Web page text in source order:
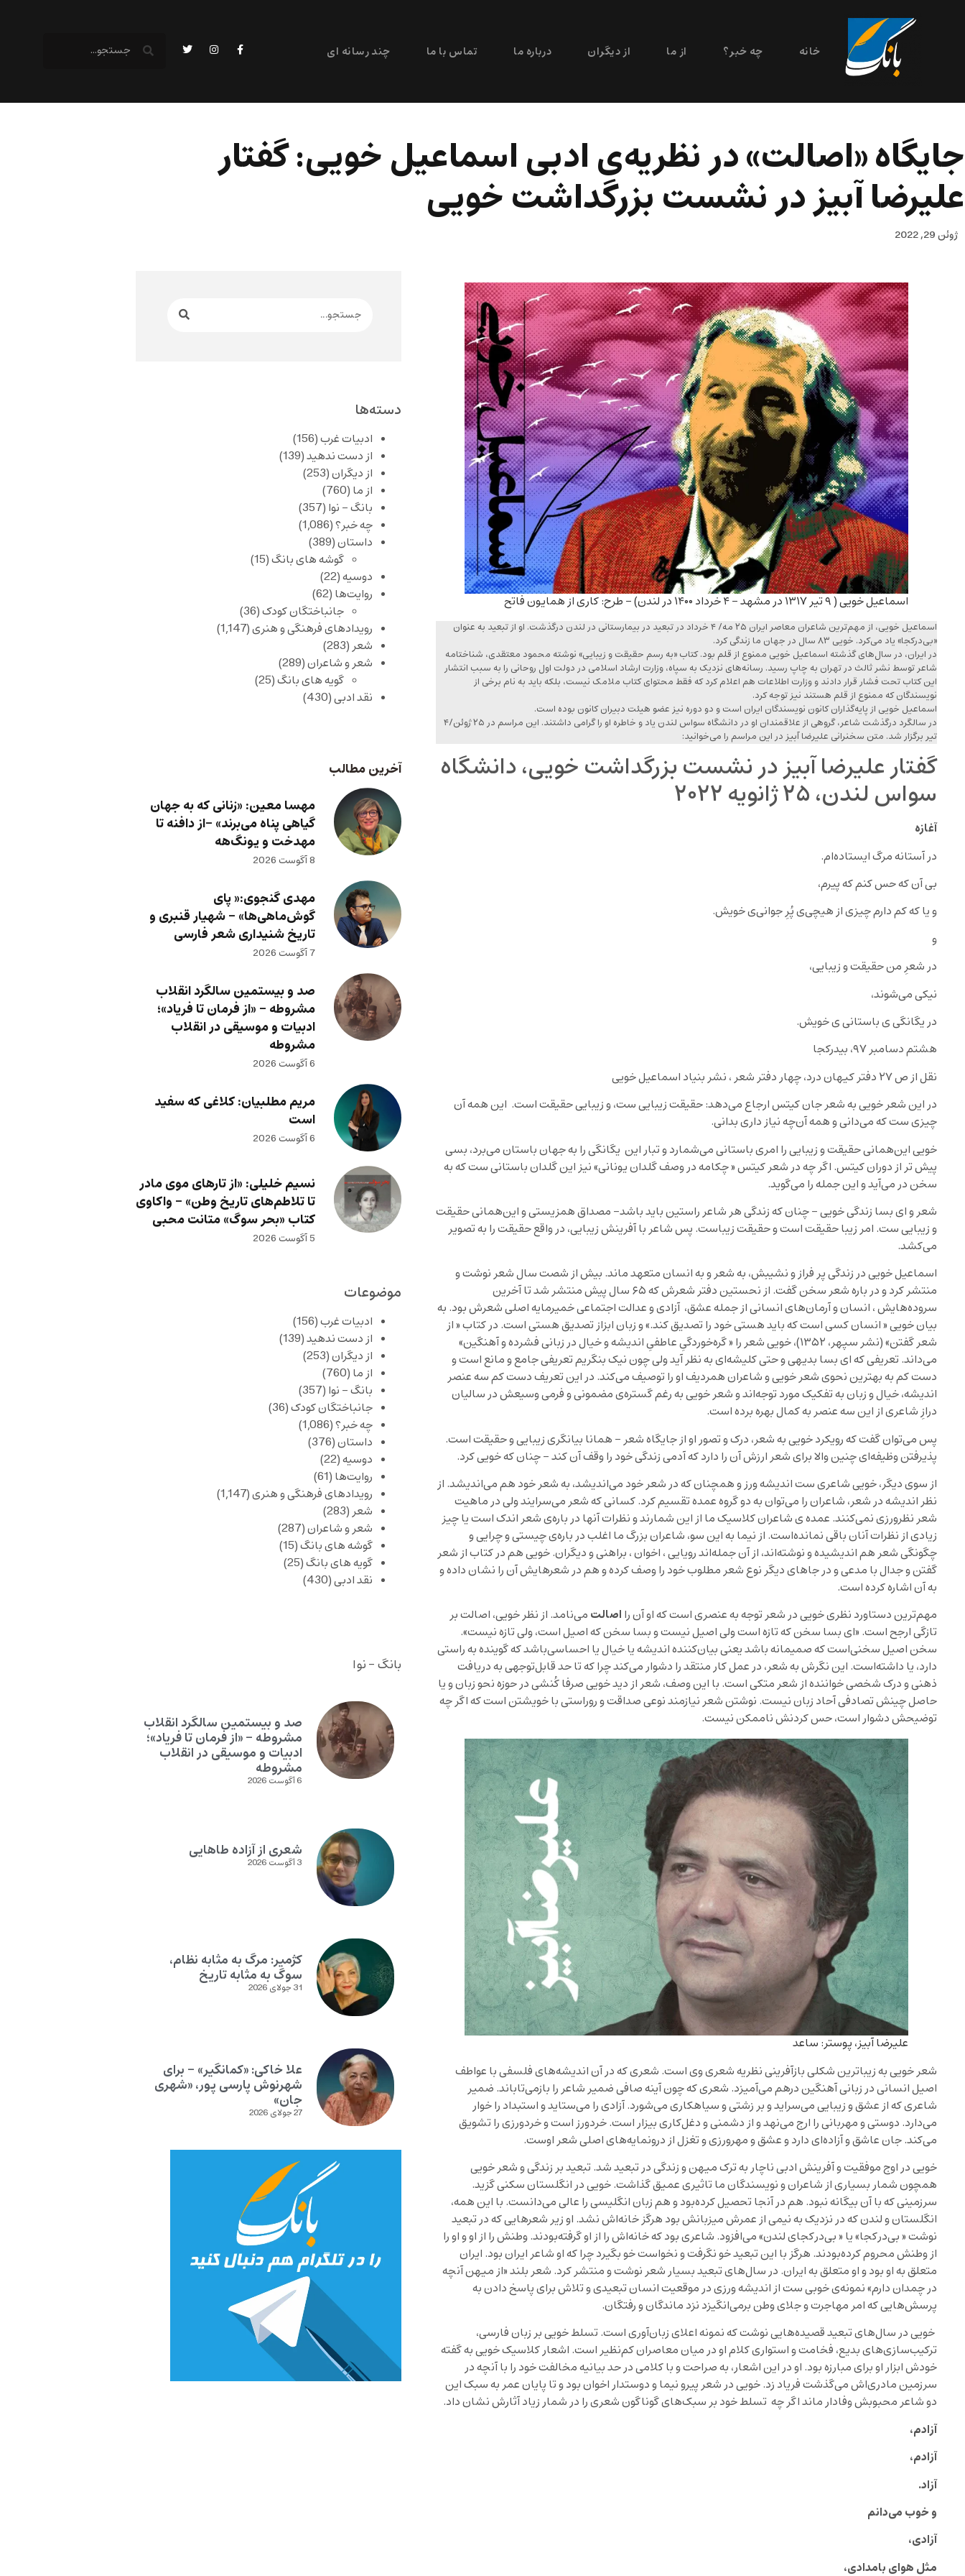
خانه چه خبر؟ از ما از دیگران درباره ما تماس با ما چند رسانه ای
جایگاه «اصالت» در نظریه‌ی ادبی اسماعیل خویی: گفتار
علیرضا آبیز در نشست بزرگداشت خویی
ژوئن 29, 2022
اسماعیل خویی ( ۹ تیر ۱۳۱۷ در مشهد – ۴ خرداد ۱۴۰۰ در لندن) – طرح: کاری از همایون فاتح
اسماعیل خویی، از مهم‌ترین شاعران معاصر ایران ۲۵ مه/ ۴ خرداد در تبعید در بیمارستانی در لندن درگذشت. او از تبعید به عنوان
«بی‌درکجا» یاد می‌کرد. خویی ۸۳ سال در جهان ما زندگی کرد.
در ایران، در سال‌های گذشته اسماعیل خویی ممنوع از قلم بود. کتاب «به رسم حقیقت و زیبایی» نوشته محمود معتقدی، شناختامه
شاعر توسط نشر ثالث در تهران به چاپ رسید. رسانه‌‌های نزدیک به سپاه، وزارت ارشاد اسلامی در دولت اول روحانی را به سبب انتشار
این کتاب تحت فشار قرار دادند و وزارت اطلاعات هم اعلام کرد که فقط محتوای کتاب ملامک نیست، بلکه باید به نام برخی از
نویسندگان که ممنوع از قلم هستند نیز توجه کرد.
اسماعیل خویی از پایه‌گذاران کانون نویسندگان ایران است و دو دوره نیز عضو هیئت دبیران کانون بوده است.
در سالگرد درگذشت شاعر، گروهی از علاقمندان او در دانشگاه سواس لندن یاد و خاطره او را گرامی داشتند. این مراسم در ۲۵ ژوئن/۴
تیر برگزار شد. متن سخنرانی علیرضا آبیز در این مراسم را می‌خوانید:
گفتار علیرضا آبیز در نشست بزرگداشت خویی، دانشگاه
سواس لندن، ۲۵ ژانویه ۲۰۲۲
آغازه
در آستانه مرگ ایستاده‌ام.
بی آن که حس کنم که پیرم،
و یا که کم دارم چیزی از هیچی‌‌ی پُرِ جوانی‌ی خویش.
و
در شعرِ‌ من حقیقت و زیبایی،
نیکی می‌شوند،
در یگانگی ی باستانی ی خویش.
هشتم دسامبر ۹۷، بیدرکجا
نقل از ص ۲۷ دفتر کیهان درد، چهار دفتر شعر ، نشر بنیاد اسماعیل خویی
در این شعر خویی به شعر جان کیتس ارجاع می‌دهد: حقیقت زیبایی ست، و زیبایی حقیقت است. این همه آن
چیزی ست که می‌دانی و همه آن‌چه نیاز داری بدانی.
خویی این‌همانی حقیقت و زیبایی را امری باستانی می‌شمارد و تبار این یگانگی را به جهان باستان می‌برد، بسی
پیش تر از دوران کیتس. اگر چه در شعر کیتس « چکامه در وصف گلدان یونانی» نیز این گلدان باستانی ست که به
سخن در می‌آید و این جمله را می‌گوید.
شعر و ای بسا زندگی خویی – چنان که زندگی هر شاعر راستین باید باشد- مصداق همزیستی و این‌همانی حقیقت
و زیبایی ست. امر زیبا حقیقت است و حقیقت زیباست. پس شاعر با آفرینش زیبایی، در واقع حقیقت را به تصویر
می‌کشد.
اسماعیل خویی در زندگی پر فراز و نشیبش، به شعر و به انسان متعهد ماند. بیش از شصت سال شعر نوشت و
منتشر کرد و در باره شعر سخن گفت. از نحستین دفتر شعرش که ۶۵ سال پیش منتشر شد تا آخرین
سروده‌هایش ، انسان و آرمان‌های انسانی از جمله عشق، آزادی و عدالت اجتماعی خمیرمایه اصلی شعرش بود. به
بیان خویی « انسان کسی است که باید هستی خود را تصدیق کند.» و زبان ابزاز تصدیق هستی است. در کتاب « از
شعر گفتن» (نشر سپهر، ۱۳۵۲)، خویی شعر را « گره‌خوردگیِ عاطفیِ اندیشه و خیال در زبانی فشرده و آهنگین»
می‌داند. تعریفی که ای بسا بدیهی و حتی کلیشه‌ای به نظر آید ولی چون نیک بنگریم تعریفی جامع و مانع است و
دست کم به بهترین نحوی شعر خویی و شاعران همردیف او را توصیف می‌کند. در این تعریف دست کم سه عنصر
اندیشه، خیال و زبان به تفکیک مورد توجه‌اند و شعر خویی به رغم گستره‌ی مضمونی و فرمی وسیعش در سالیان
درازِ شاعری از این سه عنصر به کمال بهره برده‌ است.
پس می‌توان گفت که رویکرد خویی به شعر، درک و تصور او از جایگاه شعر – همانا بیانگری زیبایی و حقیقت است.
پذیرفتن وظیفه‌ای چنین والا برای شعر ارزش آن را دارد که آدمی زندگی خود را وقف آن کند – چنان که خویی کرد.
از سوی دیگر، خویی شاعری ست اندیشه ورز و همچنان که در شعر خود می‌اندیشد، به شعر خود هم می‌اندیشد. از
نظر اندیشه در شعر، شاعران را می‌توان به دو گروه عمده تقسیم کرد. کسانی که شعر می‌سرایند ولی در ماهیت
شعر نظرورزی نمی‌کنند. عمده ‌ی شاعران کلاسیک ما از این شمارند و نظرات آنها در باره‌ی شعر اندک است یا چیز
زیادی از نظرات آنان باقی نمانده‌است. از نیما به این سو، شاعران بزرگ ما اغلب در باره‌ی چیستی و چرایی و
چگونگی شعر هم اندیشیده و نوشته‌اند، از آن جمله‌اند رویایی ، اخوان ، براهنی و دیگران. خویی هم در کتاب از شعر
گفتن و جدال با مدعی و در جاهای دیگر نوع شعر مطلوب خود را وصف کرده و هم در شعرهایش آن را نشان داده و
به آن اشاره کرده است.
مهم‌ترین دستاورد نظری خویی در شعر توجه به عنصری‌ است که او آن را اصالت می‌نامد. از نظر خویی، اصالت بر
تازگی ارجح است. «ای بسا سخن که تازه است ولی اصیل نیست و بسا سخن که اصیل است، ولی تازه نیست».
سخن اصیل سخنی‌است که صمیمانه باشد یعنی بیان‌کننده اندیشه یا خیال یا احساسی‌باشد که گوینده به راستی
دارد، یا داشته‌است. این نگرش به شعر، در عمل کار منتقد را دشوار می‌کند چرا که تا حد قابل‌توجهی به دریافت
ذهنی و درک شخصی خواننده از شعر متکی است. با این وصف، شعر از دید خویی صرفا کُنشی در حوزه نحو زبان و یا
حاصل چینش تصادفی آحاد زبان نیست. نوشتن شعر نیازمند نوعی صداقت و روراستی با خویشتن است که اگر چه
توضیحش دشوار است، حس کردنش ناممکن نیست.
علیرضا آبیز، پوستر: ساعد
شعر خویی به زیباترین شکلی بازآفرینی نظریه شعری وی است. شعری که در آن اندیشه‌های فلسفی با عواطف
اصیل انسانی در زبانی آهنگین درهم می‌آمیزد. شعری که چون آینه صافی ضمیر شاعر را بازمی‌تاباند. ضمیر
شاعری که از عشق و زیبایی می‌سراید و بر زشتی و سیاهکاری می‌شورد. آزادی را می‌ستاید و استبداد را خوار
می‌دارد. دوستی و مهربانی را ارج می‌نهد و از دشمنی و دغل‌کاری بیزار است. خردورز است و خردورزی را تشویق
می‌کند. جان عاشق و آزاده‌ای دارد و عشق و مهرورزی و تغزل از درونمایه‌های اصلی شعر اوست.
خویی در اوج موفقیت و آفرینش ادبی ناچار به ترک میهن و زندگی در تبعید شد. تبعید بر زندگی و شعر خویی
همچون شمار بسیاری از شاعران و نویسندگان ما تاثیری عمیق گذاشت. خویی در انگلستان سکنی‌ گزید.
سرزمینی که با آن بیگانه نبود. هم در آنجا تحصیل کرده‌بود و هم زبان انگلیسی را عالی می‌دانست. با این همه،
انگلستان و لندن که در نزدیک به نیمی از عمرش میزبانش بود هرگز خانه‌اش نشد. او زیر شعرهایی که در تبعید
نوشت « بی‌در‌کجا» یا « بی‌در‌کجای لندن» می‌افزود. شاعری بود که خانه‌اش را از او گرفته‌بودند. وطنش را از او و او را
از وطنش محروم کرده‌بودند. هرگز با این تبعید خو نگرفت و نخواست خو بگیرد چرا که او شاعر ایران بود. ایران
متعلق به او بود و او متعلق به ایران. در سال‌های تبعید بسیار شعر نوشت و منتشر کرد. شعر بلند «از میهن آنچه
در چمدان دارم» نمونه‌ی خوبی ست از اندیشه ورزی در موقعیت انسان تبعیدی و تلاش برای پاسخ دادن به
پرسش‌هایی که امر مهاجرت و جلای وطن برمی‌انگیزد نزد ماندگان و رفتگان.
خویی در سال‌های تبعید قصیده‌هایی نوشت که نمونه اعلای زبان‌آوری است. تسلط خویی بر زبان فارسی،
ترکیب‌سازی‌های بدیع، فخامت و استواری کلام او در میان معاصران کم‌نظیر است. اشعار کلاسیک خویی به گفته
خودش ابزار او برای مبارزه بود. او در این اشعار، به صراحت و با کلامی در حد بیانیه مخالفت خود را با آنچه در
سرزمین مادری‌اش می‌گذشت فریاد زد. خویی در شعر پیرو نیما و دوستدار اخوان بود و تا پایان عمر به سبک این
دو شاعر محبوبش وفادار ماند اگر چه تسلط خود بر سبک‌های گوناگون شعری را در شمار زیاد آثارش نشان داد.
آزادم،
آزادم،
آزاد.
و خوب می‌دانم
آزادی،
مثل هوای بامدادی،
دسته‌ها
ادبیات غرب(156)
از دست ندهید(139)
از دیگران(253)
از ما (760)
بانگ – نوا (357)
چه خبر؟(1,086)
داستان(389)
گوشه های بانگ(15)
دوسیه(22)
روایت‌ها (62)
جانباختگان کودک(36)
رویدادهای فرهنگی و هنری(1,147)
شعر(283)
شعر و شاعران(289)
گویه های بانگ(25)
نقد ادبی(430)
آخرین مطالب
مهسا معین: «زنانی که به جهان
گیاهی پناه می‌برند» -از دافنه تا
مهدخت و یونگ‌هه
8 آگوست 2026
مهدی گنجوی:« پای
گوش‌ماهی‌ها» – شهیار قنبری و
تاریخ شنیداری شعر فارسی
7 آگوست 2026
صد و بیستمین سالگرد انقلاب
مشروطه – «از فرمان تا فریاد»؛
ادبیات و موسیقی در انقلاب
مشروطه
6 آگوست 2026
مریم مطلبیان: کلاغی که سفید
است
6 آگوست 2026
نسیم خلیلی: «از تارهای موی مادر
تا تلاطم‌های تاریخ وطن» – واکاوی
کتاب «بحر سوگ» متانت محبی
5 آگوست 2026
موضوعات
ادبیات غرب(156)
از دست ندهید(139)
از دیگران(253)
از ما (760)
بانگ – نوا (357)
جانباختگان کودک(36)
چه خبر؟(1,086)
داستان(376)
دوسیه(22)
روایت‌ها (61)
رویدادهای فرهنگی و هنری(1,147)
شعر (283)
شعر و شاعران(287)
گوشه های بانگ(15)
گویه های بانگ(25)
نقد ادبی(430)
بانگ - نوا
صد و بیستمین سالگرد انقلاب
مشروطه – «از فرمان تا فریاد»؛
ادبیات و موسیقی در انقلاب
مشروطه
6 آگوست 2026
شعری از آزاده طاهایی
3 آگوست 2026
کژمیر: مرگ به مثابه نظام،
سوگ به مثابه تاریخ
31 جولای 2026
علا خاکی: «کمانگیر» – برای
شهرنوش پارسی پور، «شهری
جان»
27 جولای 2026